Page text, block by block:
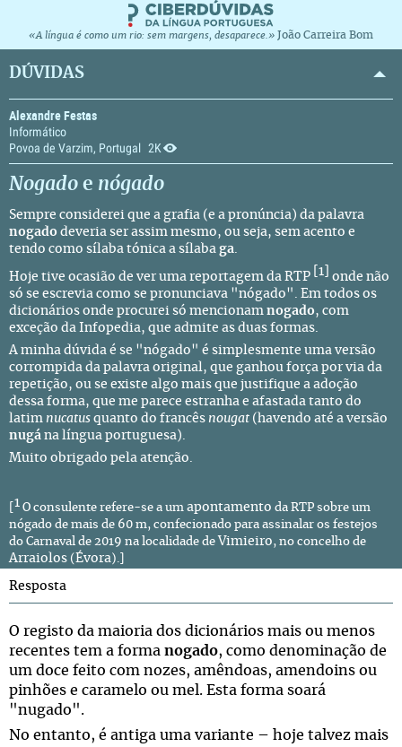
«A língua é como um rio: sem margens, desaparece.» João Carreira Bom
DÚVIDAS
Alexandre Festas
Informático
Povoa de Varzim, Portugal 2K
Nogado e nógado
Sempre considerei que a grafia (e a pronúncia) da palavra
nogado deveria ser assim mesmo, ou seja, sem acento e
tendo como sílaba tónica a sílaba ga.
Hoje tive ocasião de ver uma reportagem da RTP [1]
onde não
só se escrevia como se pronunciava "nógado". Em todos os
dicionários onde procurei só mencionam nogado, com
exceção da
Infopedia, que admite as duas formas.
A minha dúvida é se "nógado" é simplesmente uma versão
corrompida da palavra original, que ganhou força por via da
repetição, ou se existe algo mais que justifique a adoção
dessa forma, que me parece estranha e afastada tanto do
latim nucatus quanto do francês nougat (havendo até a versão
nugá na língua portuguesa).
Muito obrigado pela atenção.
1 O consulente refere-se a um apontamento da RTP sobre um
nógado de mais de 60 m, confecionado para assinalar os festejos
do Carnaval de 2019 na localidade de Vimieiro, no concelho de
Arraiolos ( Évora).]
Resposta
O registo da maioria dos dicionários mais ou menos
recentes tem a forma nogado, como denominação de
um doce feito com nozes, amêndoas, amendoins ou
pinhões e caramelo ou mel. Esta forma soará
"nugado".
No entanto, é antiga uma variante – hoje talvez mais